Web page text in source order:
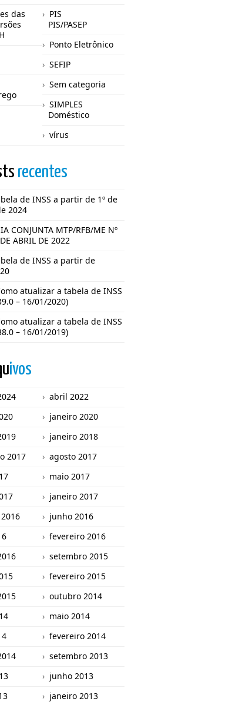
das
PIS
PIS/PASEP
Ponto Eletrônico
SEFIP
Sem categoria
SIMPLES
Doméstico
vírus
recentes
de INSS a partir de 1º de
2024
CONJUNTA MTP/RFB/ME Nº
ABRIL DE 2022
de INSS a partir de
atualizar a tabela de INSS
– 16/01/2020)
atualizar a tabela de INSS
– 16/01/2019)
ivos
abril 2022
janeiro 2020
janeiro 2018
2017
agosto 2017
maio 2017
janeiro 2017
junho 2016
fevereiro 2016
setembro 2015
fevereiro 2015
outubro 2014
maio 2014
fevereiro 2014
setembro 2013
junho 2013
janeiro 2013